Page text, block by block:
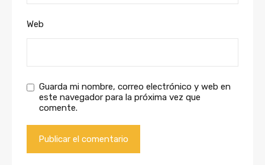
Web
Guarda mi nombre, correo electrónico y web en
este navegador para la próxima vez que
comente.